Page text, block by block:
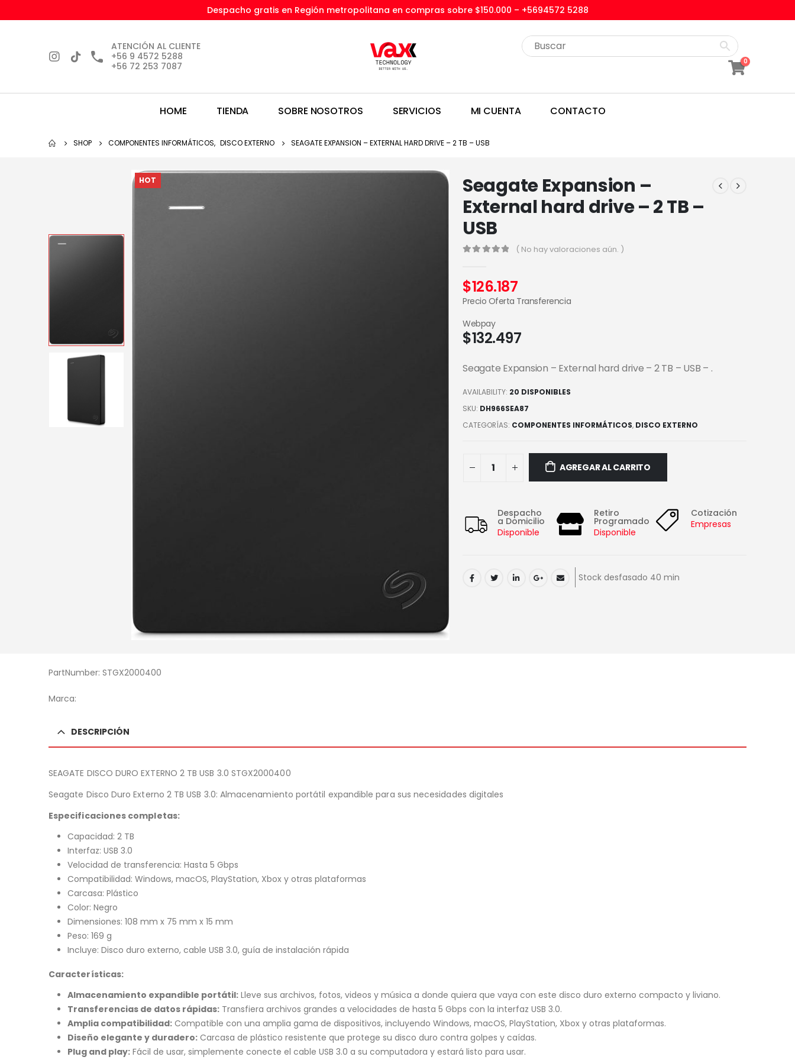
Despacho gratis en Región metropolitana en compras sobre $150.000 – +5694572 5288
ATENCIÓN AL CLIENTE
+56 9 4572 5288
+56 72 253 7087
0
HOME TIENDA SOBRE NOSOTROS SERVICIOS MI CUENTA CONTACTO
SHOP COMPONENTES INFORMÁTICOS, DISCO EXTERNO SEAGATE EXPANSION – EXTERNAL HARD DRIVE – 2 TB – USB
HOT
Seagate Expansion –
External hard drive – 2 TB –
USB
( No hay valoraciones aún. )
$126.187
Precio Oferta Transferencia
$132.497
Webpay
Seagate Expansion – External hard drive – 2 TB – USB – .
AVAILABILITY: 20 DISPONIBLES
SKU: DH966SEA87
CATEGORÍAS: COMPONENTES INFORMÁTICOS, DISCO EXTERNO
AGREGAR AL CARRITO
Despacho
a Domicilio
Disponible
Retiro
Programado
Disponible
Cotización
Empresas
Stock desfasado 40 min
PartNumber: STGX2000400
Marca:
DESCRIPCIÓN
SEAGATE DISCO DURO EXTERNO 2 TB USB 3.0 STGX2000400
Seagate Disco Duro Externo 2 TB USB 3.0: Almacenamiento portátil expandible para sus necesidades digitales
Especificaciones completas:
Capacidad: 2 TB
Interfaz: USB 3.0
Velocidad de transferencia: Hasta 5 Gbps
Compatibilidad: Windows, macOS, PlayStation, Xbox y otras plataformas
Carcasa: Plástico
Color: Negro
Dimensiones: 108 mm x 75 mm x 15 mm
Peso: 169 g
Incluye: Disco duro externo, cable USB 3.0, guía de instalación rápida
Características:
Almacenamiento expandible portátil: Lleve sus archivos, fotos, videos y música a donde quiera que vaya con este disco duro externo compacto y liviano.
Transferencias de datos rápidas: Transfiera archivos grandes a velocidades de hasta 5 Gbps con la interfaz USB 3.0.
Amplia compatibilidad: Compatible con una amplia gama de dispositivos, incluyendo Windows, macOS, PlayStation, Xbox y otras plataformas.
Diseño elegante y duradero: Carcasa de plástico resistente que protege su disco duro contra golpes y caídas.
Plug and play: Fácil de usar, simplemente conecte el cable USB 3.0 a su computadora y estará listo para usar.